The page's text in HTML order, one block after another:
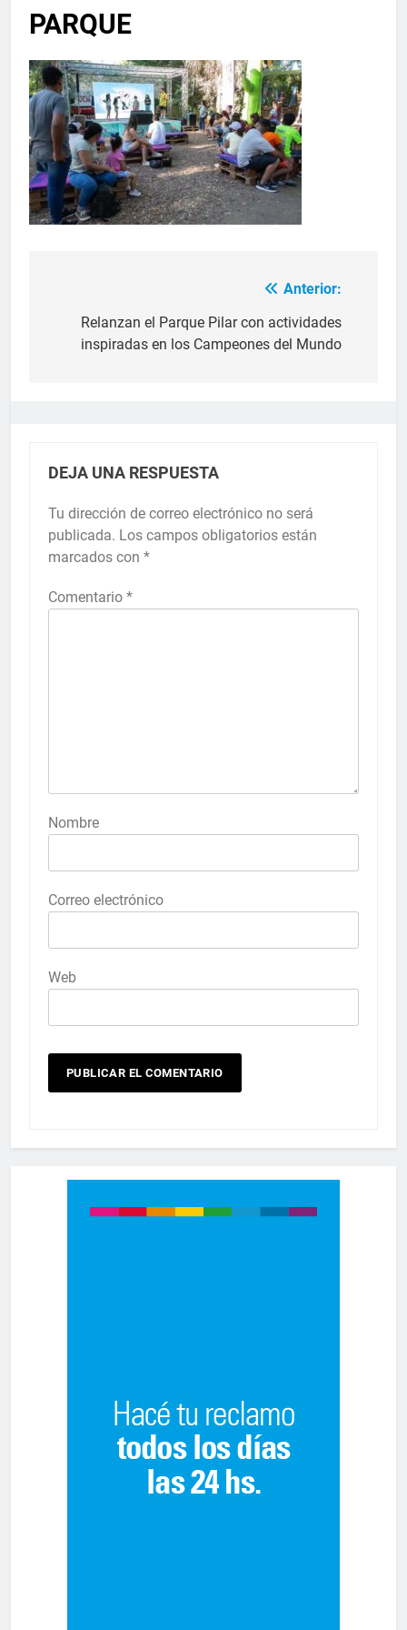
PARQUE
Anterior:
Relanzan el Parque Pilar con actividades
inspiradas en los Campeones del Mundo
DEJA UNA RESPUESTA
Tu dirección de correo electrónico no será
publicada. Los campos obligatorios están
marcados con *
Comentario *
Nombre
Correo electrónico
Web